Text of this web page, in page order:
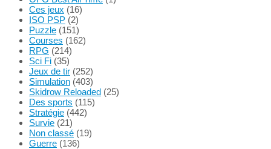
Ces jeux (16)
ISO PSP (2)
Puzzle (151)
Courses (162)
RPG (214)
Sci Fi (35)
Jeux de tir (252)
Simulation (403)
Skidrow Reloaded (25)
Des sports (115)
Stratégie (442)
Survie (21)
Non classé (19)
Guerre (136)